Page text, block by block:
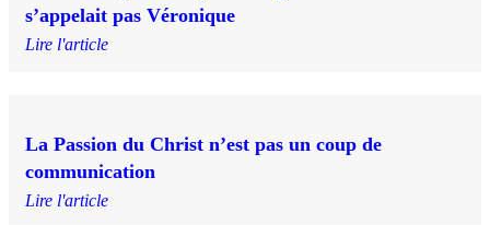
s’appelait pas Véronique
Lire l'article
La Passion du Christ n’est pas un coup de
communication
Lire l'article